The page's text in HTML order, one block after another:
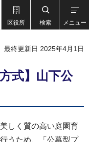
区役所 検索 メニュー
最終更新日 2025年4月1日
式】山下公
しく質の高い庭園育
うため、「公募型プ